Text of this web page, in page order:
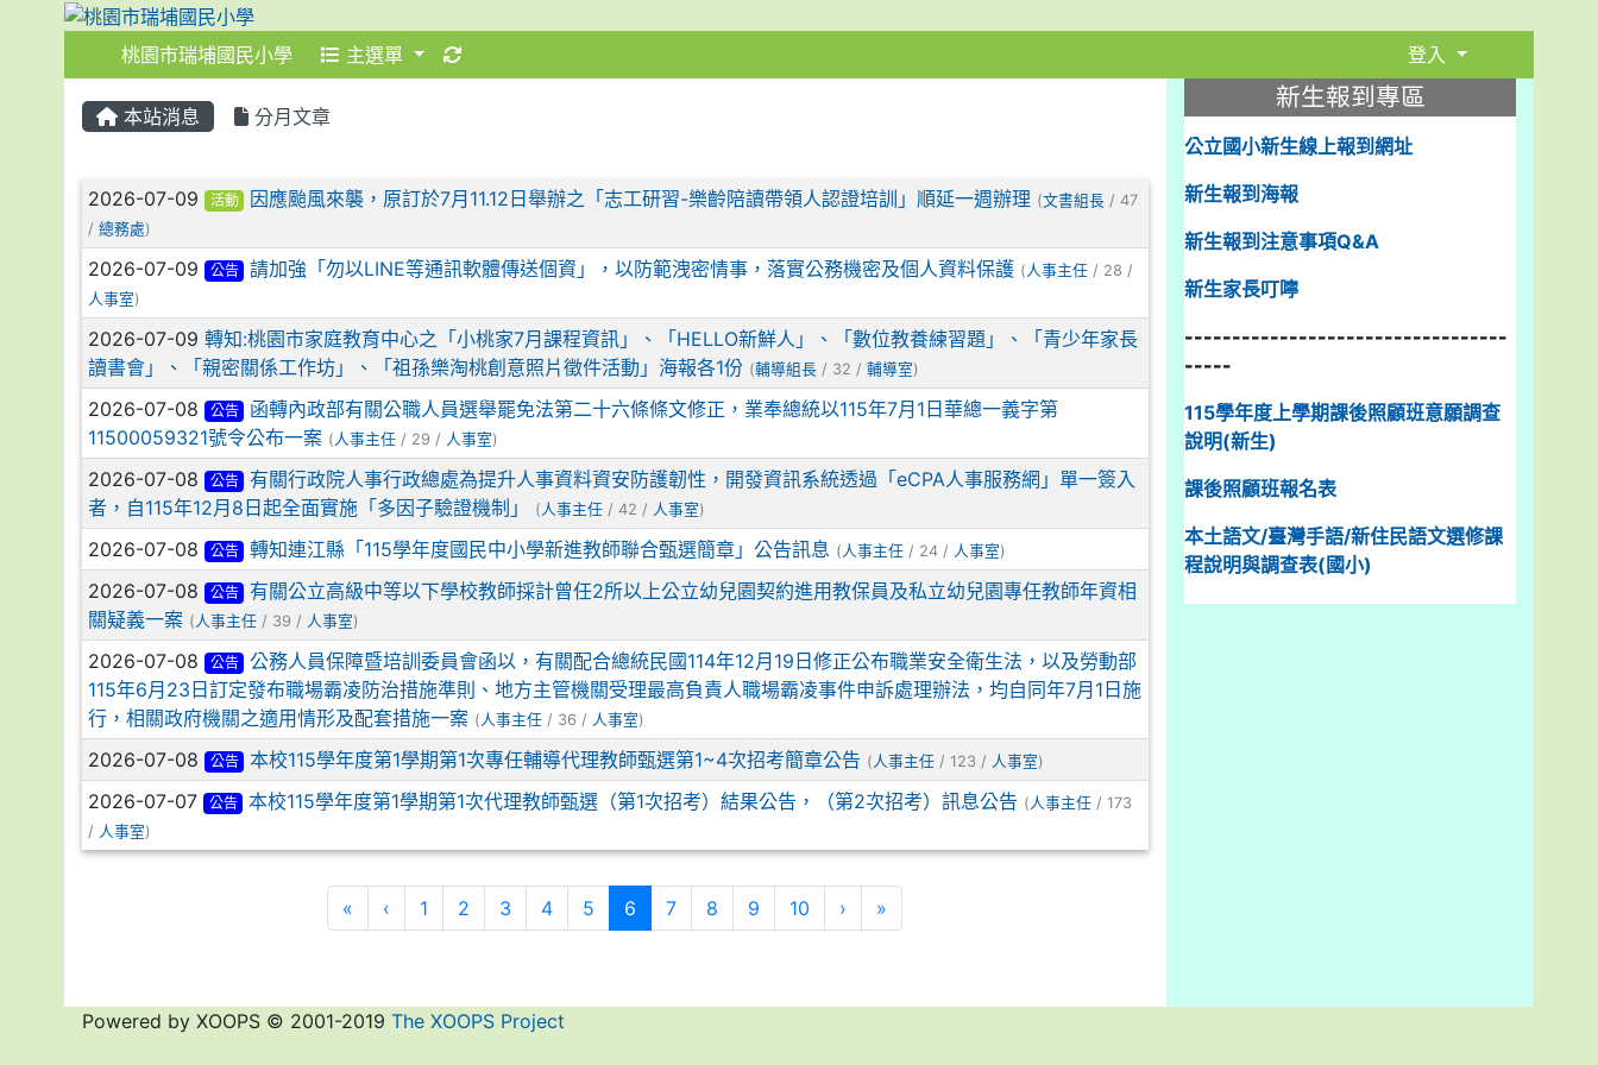
桃園市瑞埔國民小學 ::: 主選單 登入
本站消息 分月文章
文章列表
2026-07-09 活動 因應颱風來襲，原訂於7月11.12日舉辦之「志工研習-樂齡陪讀帶領人認證培訓」順延一週辦理 (文書組長 / 47
/ 總務處)
2026-07-09 公告 請加強「勿以LINE等通訊軟體傳送個資」，以防範洩密情事，落實公務機密及個人資料保護 ( 人事主任 / 28 /
人事室)
2026-07-09 轉知:桃園市家庭教育中心之「小桃家7月課程資訊」、「HELLO新鮮人」、「數位教養練習題」、「青少年家長
讀書會」、「親密關係工作坊」、「祖孫樂淘桃創意照片徵件活動」海報各1份 (輔導組長/ 32 / 輔導室)
2026-07-08 公告
函轉內政部有關公職人員選舉罷免法第二十六條條文修正，業奉總統以115年7月1日華總一義字第
11500059321號令公布一案 ( 人事主任/ 29 / 人事室)
2026-07-08 公告
有關行政院人事行政總處為提升人事資料資安防護韌性，開發資訊系統透過「eCPA人事服務網」單一簽入
者，自115年12月8日起全面實施「多因子驗證機制」
( 人事主任/ 42 / 人事室)
2026-07-08 公告 轉知連江縣「115學年度國民中小學新進教師聯合甄選簡章」公告訊息 ( 人事主任 / 24 / 人事室)
2026-07-08 公告
有關公立高級中等以下學校教師採計曾任2所以上公立幼兒園契約進用教保員及私立幼兒園專任教師年資相
關疑義一案 ( 人事主任/ 39 / 人事室)
2026-07-08 公告
公務人員保障暨培訓委員會函以，有關配合總統民國114年12月19日修正公布職業安全衛生法，以及勞動部
115年6月23日訂定發布職場霸凌防治措施準則、地方主管機關受理最高負責人職場霸凌事件申訴處理辦法，均自同年7月1日施
行，相關政府機關之適用情形及配套措施一案 ( 人事主任/ 36 / 人事室)
2026-07-08 公告 本校115學年度第1學期第1次專任輔導代理教師甄選第1~4次招考簡章公告 ( 人事主任 / 123 / 人事室)
2026-07-07 公告 本校115學年度第1學期第1次代理教師甄選（第1次招考）結果公告，（第2次招考）訊息公告 ( 人事主任 / 173
/ 人事室)
« ‹ 1 2 3 4 5 6 (current)
7 8 9 10 › »
新生報到專區
公立國小新生線上報到網址
新生報到海報
新生報到注意事項Q&A
新生家長叮嚀
----------------------------------
-----
115學年度上學期課後照顧班意願調查
說明(新生)
課後照顧班報名表
本土語文/臺灣手語/新住民語文選修課
程說明與調查表(國小)
Powered by XOOPS © 2001-2019 The XOOPS Project